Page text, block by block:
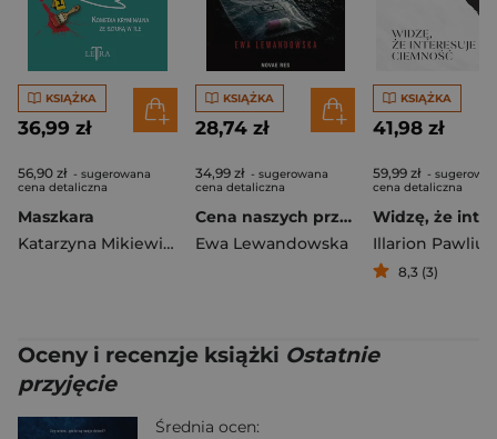
KSIĄŻKA
36,99 zł
56,90 zł - sugerowana
cena detaliczna
Maszkara
Katarzyna Mikiewicz
KSIĄŻKA
28,74 zł
34,99 zł - sugerowana
cena detaliczna
Cena naszych przeżyć
Ewa Lewandowska
KSIĄŻKA
41,98 zł
59,99 zł -
cena detaliczna
Illarion Pawliuk
8,3 (3)
Oceny i recenzje książki Ostatnie
przyjęcie
Średnia ocen: